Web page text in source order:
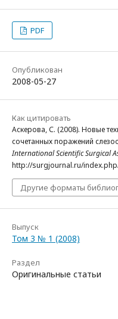
PDF
Опубликован
2008-05-27
Как цитировать
Аскерова, С. (2008). Новые
сочетанных поражений
International Scientific Surgical
http://surgjournal.ru/
Другие форматы
Выпуск
Том 3 № 1 (2008)
Раздел
Оригинальные статьи